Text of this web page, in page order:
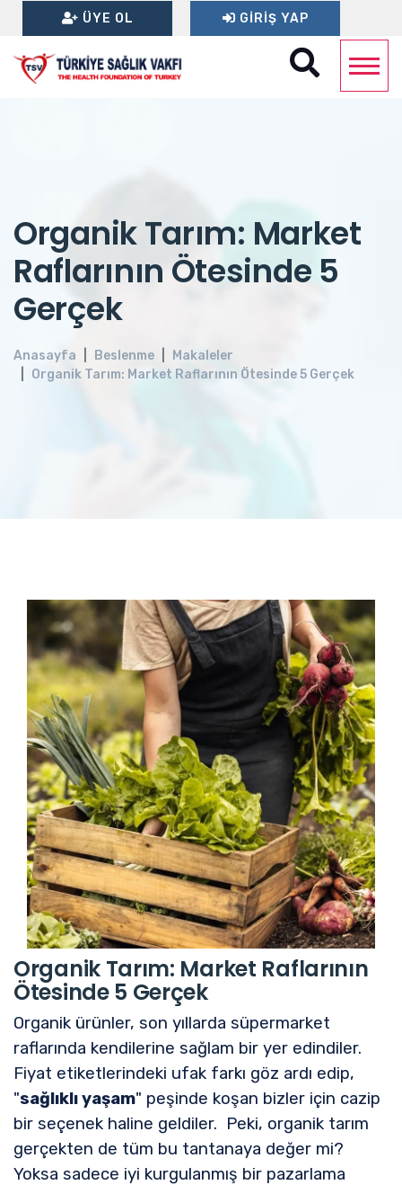
ÜYE OL GIRIŞ YAP
Organik Tarım: Market
Raflarının Ötesinde 5
Gerçek
Anasayfa Beslenme
Makaleler
Organik Tarım: Market Raflarının Ötesinde 5 Gerçek
Organik Tarım: Market Raflarının
Ötesinde 5 Gerçek
Organik ürünler, son yıllarda süpermarket
raflarında kendilerine sağlam bir yer edindiler.
Fiyat etiketlerindeki ufak farkı göz ardı edip,
"sağlıklı yaşam" peşinde koşan bizler için cazip
bir seçenek haline geldiler. Peki, organik tarım
gerçekten de tüm bu tantanaya değer mi?
Yoksa sadece iyi kurgulanmış bir pazarlama